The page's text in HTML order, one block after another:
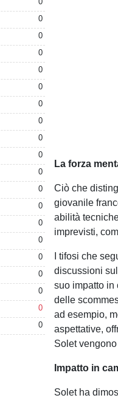
0
0
0
0
0
0
0
0
0
0
0
0
0
0
0
0
0
0
0
La forza
Ciò che
giovanile
abilità
imprevisti,
I tifosi che
discussioni
suo impatto in
delle
ad esempio,
aspettative,
Solet
Impatto in
Solet ha